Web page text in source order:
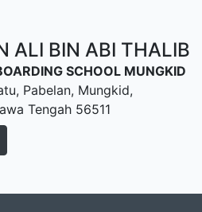
ALI BIN ABI THALIB
SCHOOL MUNGKID
Pabelan, Mungkid,
Tengah 56511